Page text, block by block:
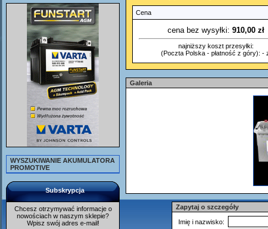
WYSZUKIWANIE AKUMULATORA
PROMOTIVE
Subskrypcja
Chcesz otrzymywać informacje o
nowościach w naszym sklepie?
Wpisz swój adres e-mail!
Cena
cena bez wysyłki: 910,00 zł
najniższy koszt przesyłki:
(Poczta Polska - płatność z góry): -
Galeria
Zapytaj o szczegóły
Imię i nazwisko: